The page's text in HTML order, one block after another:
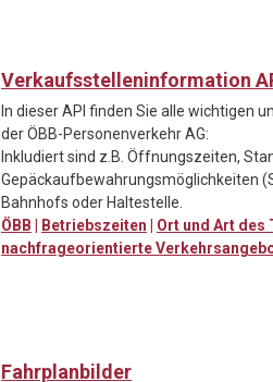
Verkaufsstelleninformation
In dieser API finden Sie alle wichtigen
der ÖBB-Personenverkehr AG:
Inkludiert sind z.B. Öffnungszeiten,
Gepäckaufbewahrungsmöglichkeiten
Bahnhofs oder Haltestelle.
ÖBB | Betriebszeiten | Ort und Art
nachfrageorientierte
Fahrplanbilder